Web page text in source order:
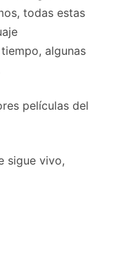
todas estas
algunas
películas del
sigue vivo,